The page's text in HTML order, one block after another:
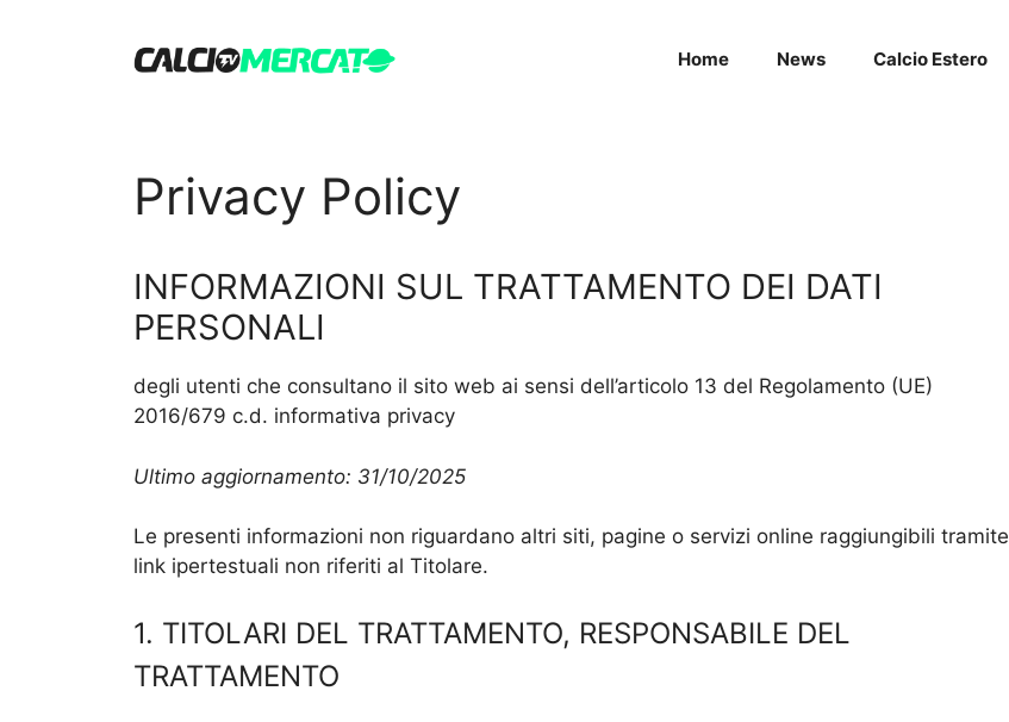
Home News Calcio Estero
Privacy Policy
INFORMAZIONI SUL TRATTAMENTO DEI DATI
PERSONALI
degli utenti che consultano il sito web ai sensi dell’articolo 13 del Regolamento (UE)
2016/679 c.d. informativa privacy
Ultimo aggiornamento: 31/10/2025
Le presenti informazioni non riguardano altri siti, pagine o servizi online raggiungibili tramite
link ipertestuali non riferiti al Titolare.
1. TITOLARI DEL TRATTAMENTO, RESPONSABILE DEL
TRATTAMENTO